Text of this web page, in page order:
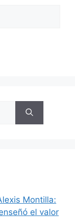
Montilla:
el valor